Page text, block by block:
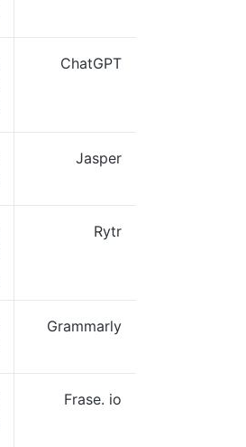
ChatGPT
Jasper
Rytr
Grammarly
Frase. io